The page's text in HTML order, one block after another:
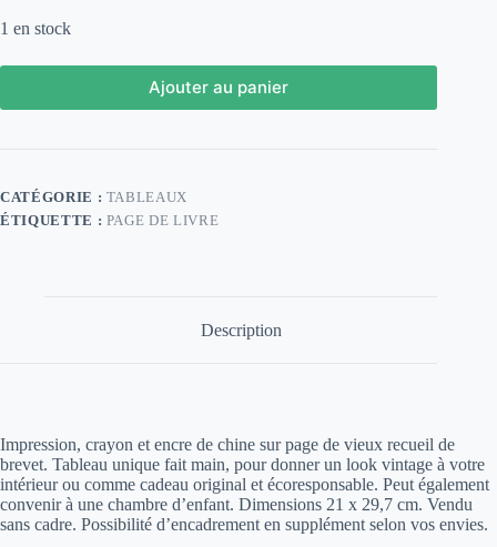
1 en stock
Ajouter au panier
CATÉGORIE : TABLEAUX
ÉTIQUETTE : PAGE DE LIVRE
Description
Impression, crayon et encre de chine sur page de vieux recueil de
brevet. Tableau unique fait main, pour donner un look vintage à votre
intérieur ou comme cadeau original et écoresponsable. Peut également
convenir à une chambre d’enfant. Dimensions 21 x 29,7 cm. Vendu
sans cadre. Possibilité d’encadrement en supplément selon vos envies.